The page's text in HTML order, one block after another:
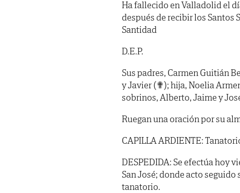
Ha fallecido en Valladolid el
después de recibir los Santos
Santidad
D.E.P.
Sus padres, Carmen Guitián
y Javier (✟); hija, Noelia
sobrinos, Alberto, Jaime y
Ruegan una oración por su
CAPILLA ARDIENTE:
DESPEDIDA: Se efectúa hoy
San José; donde acto
tanatorio.